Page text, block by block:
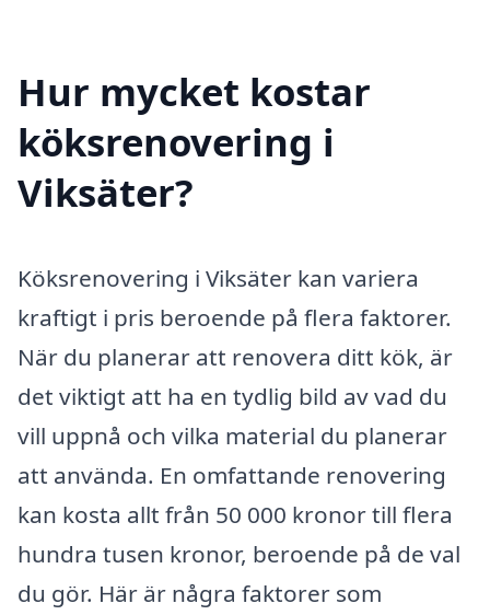
Hur mycket kostar
köksrenovering i
Viksäter?
Köksrenovering i Viksäter kan variera
kraftigt i pris beroende på flera faktorer.
När du planerar att renovera ditt kök, är
det viktigt att ha en tydlig bild av vad du
vill uppnå och vilka material du planerar
att använda. En omfattande renovering
kan kosta allt från 50 000 kronor till flera
hundra tusen kronor, beroende på de val
du gör. Här är några faktorer som